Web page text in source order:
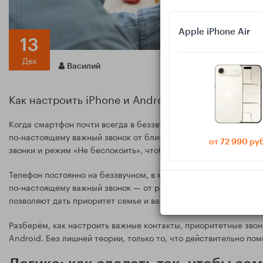
13
Дек Василий
Как настроить iPhone и Android, чтобы не
Когда смартфон почти всегда в беззвучном режиме и из
по‑настоящему важный звонок от близких. Разбираемся, как
звонки и режим «Не беспокоить», чтобы семья всегда
Телефон постоянно на беззвучном, в мессенджерах сотни
по‑настоящему важный звонок — от родных. Чтобы такого не
позволяют дать приоритет семье и важным людям.
Разберём, как настроить важные контакты, приоритетные
Android. Без лишней теории, только то, что действительно
Apple iPhone Air
от 72 990